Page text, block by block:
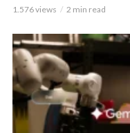
1.576 views 2 min read